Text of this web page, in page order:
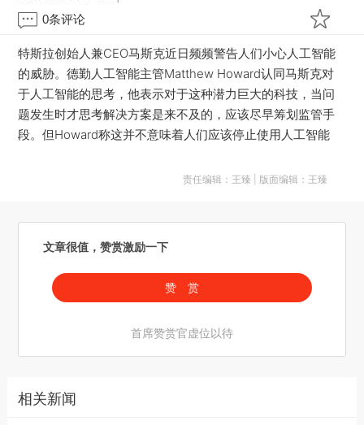
0条评论
特斯拉创始人兼CEO马斯克近日频频警告人们小心人工智能
的威胁。德勤人工智能主管Matthew Howard认同马斯克对
于人工智能的思考，他表示对于这种潜力巨大的科技，当问
题发生时才思考解决方案是来不及的，应该尽早筹划监管手
段。但Howard称这并不意味着人们应该停止使用人工智能
责任编辑：王臻 | 版面编辑：王臻
文章很值，赞赏激励一下
赞 赏
首席赞赏官虚位以待
相关新闻